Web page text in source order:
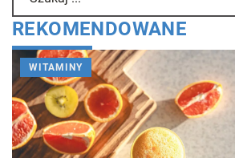
REKOMENDOWANE
WITAMINY